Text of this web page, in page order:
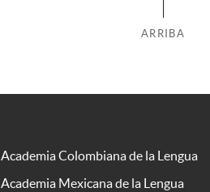
ARRIBA
Academia Colombiana de la Lengua
Academia Mexicana de la Lengua